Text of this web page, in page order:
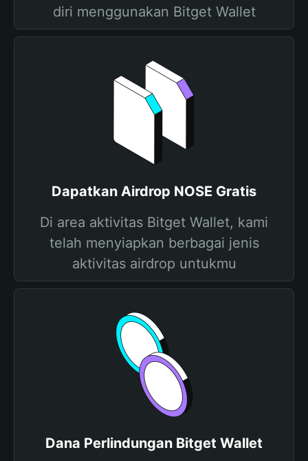
diri menggunakan Bitget Wallet
Dapatkan Airdrop NOSE Gratis
Di area aktivitas Bitget Wallet, kami
telah menyiapkan berbagai jenis
aktivitas airdrop untukmu
Dana Perlindungan Bitget Wallet